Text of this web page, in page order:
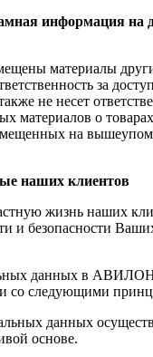
информация на
материалы
за
не несет
материалов о
на
наших клиентов
жизнь наших
и безопасности
данных в АВИЛОН
со следующими
данных
основе.